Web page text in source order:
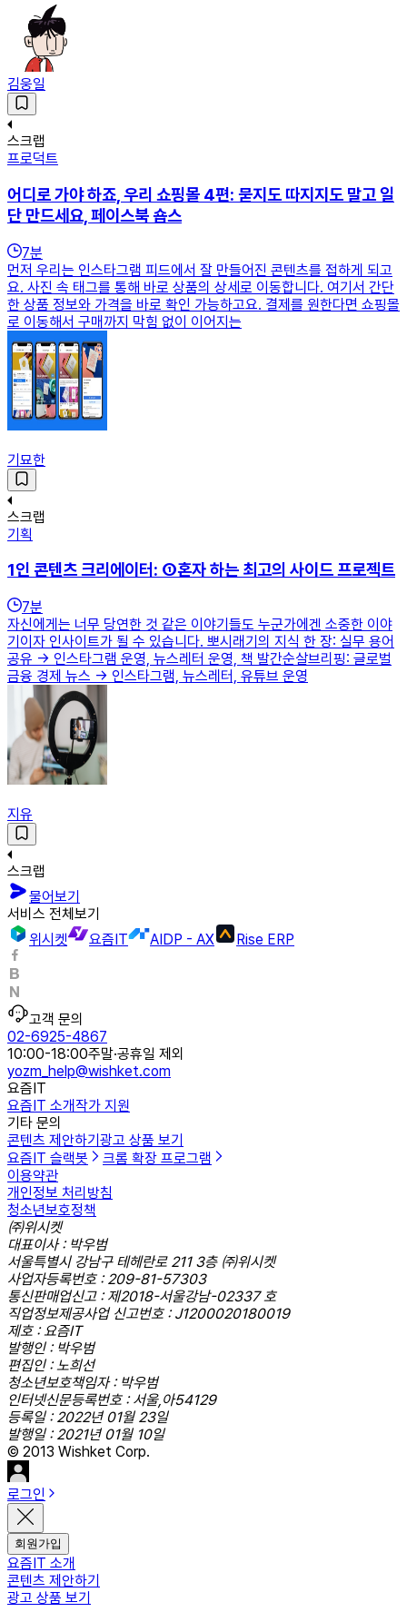
김웅일
스크랩
프로덕트
어디로 가야 하죠, 우리 쇼핑몰 4편: 묻지도 따지지도 말고 일
단 만드세요, 페이스북 숍스
7분
먼저 우리는 인스타그램 피드에서 잘 만들어진 콘텐츠를 접하게 되고
요. 사진 속 태그를 통해 바로 상품의 상세로 이동합니다. 여기서 간단
한 상품 정보와 가격을 바로 확인 가능하고요. 결제를 원한다면 쇼핑몰
로 이동해서 구매까지 막힘 없이 이어지는
기묘한
스크랩
기획
1인 콘텐츠 크리에이터: ①혼자 하는 최고의 사이드 프로젝트
7분
자신에게는 너무 당연한 것 같은 이야기들도 누군가에겐 소중한 이야
기이자 인사이트가 될 수 있습니다. 뽀시래기의 지식 한 장: 실무 용어
공유 → 인스타그램 운영, 뉴스레터 운영, 책 발간순살브리핑: 글로벌
금융 경제 뉴스 → 인스타그램, 뉴스레터, 유튜브 운영
지유
스크랩
물어보기
서비스 전체보기
위시켓
요즘IT AIDP - AX Rise ERP
고객 문의
02-6925-4867
10:00-18:00주말·공휴일 제외
yozm_help@wishket.com
요즘IT
요즘IT 소개작가 지원
기타 문의
콘텐츠 제안하기 광고 상품 보기
요즘IT 슬랙봇
크롬 확장 프로그램
이용약관
개인정보 처리방침
청소년보호정책
㈜위시켓
대표이사 : 박우범
서울특별시 강남구 테헤란로 211 3층 ㈜위시켓
사업자등록번호 : 209-81-57303
통신판매업신고 : 제2018-서울강남-02337 호
직업정보제공사업 신고번호 : J1200020180019
제호 : 요즘IT
발행인 : 박우범
편집인 : 노희선
청소년보호책임자 : 박우범
인터넷신문등록번호 : 서울,아54129
등록일 : 2022년 01월 23일
발행일 : 2021년 01월 10일
© 2013 Wishket Corp.
로그인
회원가입
요즘IT 소개
콘텐츠 제안하기
광고 상품 보기